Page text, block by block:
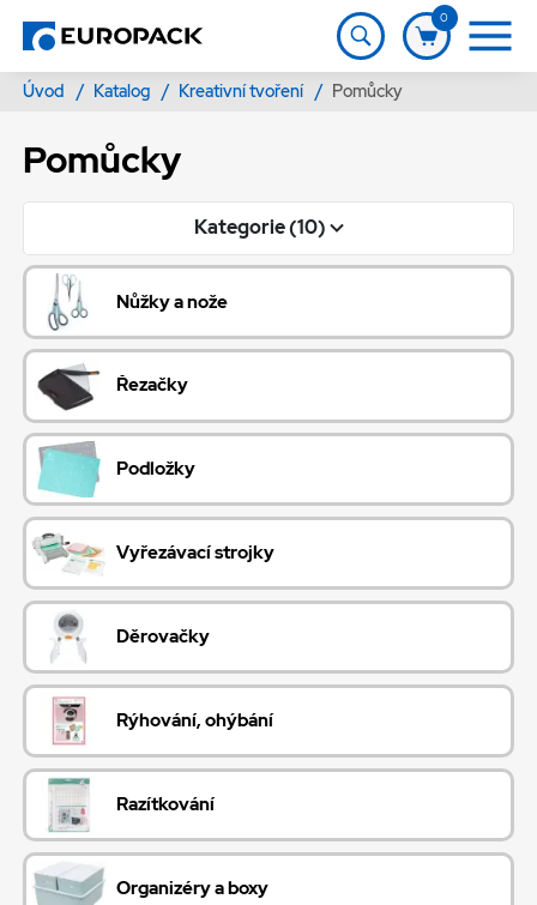
0
Úvod / Katalog / Kreativní tvoření / Pomůcky
Pomůcky
Kategorie (10)
Nůžky a nože
Řezačky
Podložky
Vyřezávací strojky
Děrovačky
Rýhování, ohýbání
Razítkování
Organizéry a boxy